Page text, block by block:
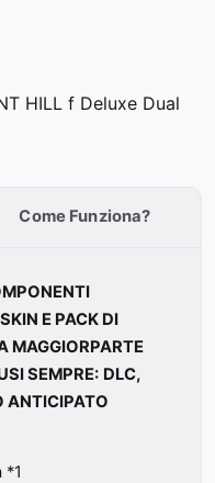
HILL f Deluxe Dual
Come Funziona?
E PACK DI
MAGGIORPARTE
SEMPRE: DLC,
ANTICIPATO
*1